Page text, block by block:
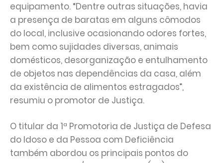
equipamento. “Dentre outras situações, havia
a presença de baratas em alguns cômodos
do local, inclusive ocasionando odores fortes,
bem como sujidades diversas, animais
domésticos, desorganização e entulhamento
de objetos nas dependências da casa, além
da existência de alimentos estragados”,
resumiu o promotor de Justiça.
O titular da 1ª Promotoria de Justiça de Defesa
do Idoso e da Pessoa com Deficiência
também abordou os principais pontos do